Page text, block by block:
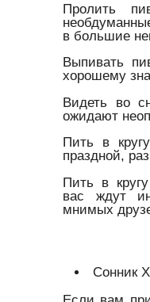
Пролить
в большие
Выпивать
хорошему
Видеть во
ожидают
Пить в
праздной,
Пить в
вас ждут
мнимых
Сонник